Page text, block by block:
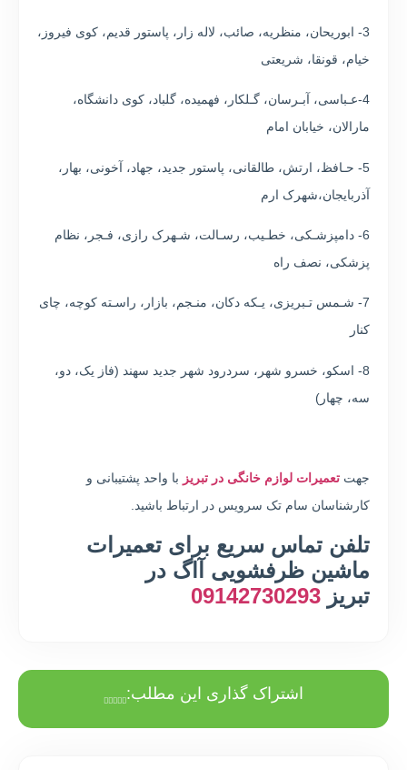
3- ابوریحان، منظریه، صائب، لاله زار، پاستور قدیم، کوی فیروز،
خیام، قونقا، شریعتی
4-عـباسی، آبـرسان، گـلکار، فهمیده، گلباد، کوی دانشگاه،
مارالان، خیابان امام
5- حـافظ، ارتش، طالقانی، پاستور جدید، جهاد، آخونی، بهار،
آذربایجان،شهرک ارم
6- دامپزشـکی، خطـیب، رسـالت، شـهرک رازی، فـجر، نظام
پزشکی، نصف راه
7- شـمس تـبریزی، یـکه دکان، منـجم، بازار، راسـته کوچه، چای
کنار
8- اسکو، خسرو شهر، سردرود شهر جدید سهند (فاز یک، دو،
سه، چهار)
جهت تعمیرات لوازم خانگی در تبریز با واحد پشتیبانی و
کارشناسان سام تک سرویس در ارتباط باشید.
تلفن تماس سریع برای تعمیرات
ماشین ظرفشویی آاگ در
تبریز 09142730293
اشتراک گذاری این مطلب: